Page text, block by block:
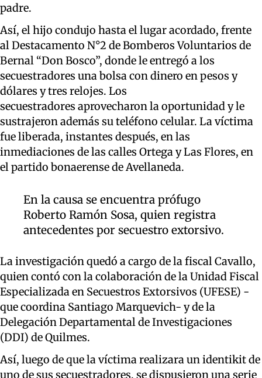
padre.
Así, el hijo condujo hasta el lugar acordado, frente
al Destacamento N°2 de Bomberos Voluntarios de
Bernal “Don Bosco”, donde le entregó a los
secuestradores una bolsa con dinero en pesos y
dólares y tres relojes. Los
secuestradores aprovecharon la oportunidad y le
sustrajeron además su teléfono celular. La víctima
fue liberada, instantes después, en las
inmediaciones de las calles Ortega y Las Flores, en
el partido bonaerense de Avellaneda.
En la causa se encuentra prófugo
Roberto Ramón Sosa, quien registra
antecedentes por secuestro extorsivo.
La investigación quedó a cargo de la fiscal Cavallo,
quien contó con la colaboración de la Unidad Fiscal
Especializada en Secuestros Extorsivos (UFESE) -
que coordina Santiago Marquevich- y de la
Delegación Departamental de Investigaciones
(DDI) de Quilmes.
Así, luego de que la víctima realizara un identikit de
uno de sus secuestradores, se dispusieron una serie